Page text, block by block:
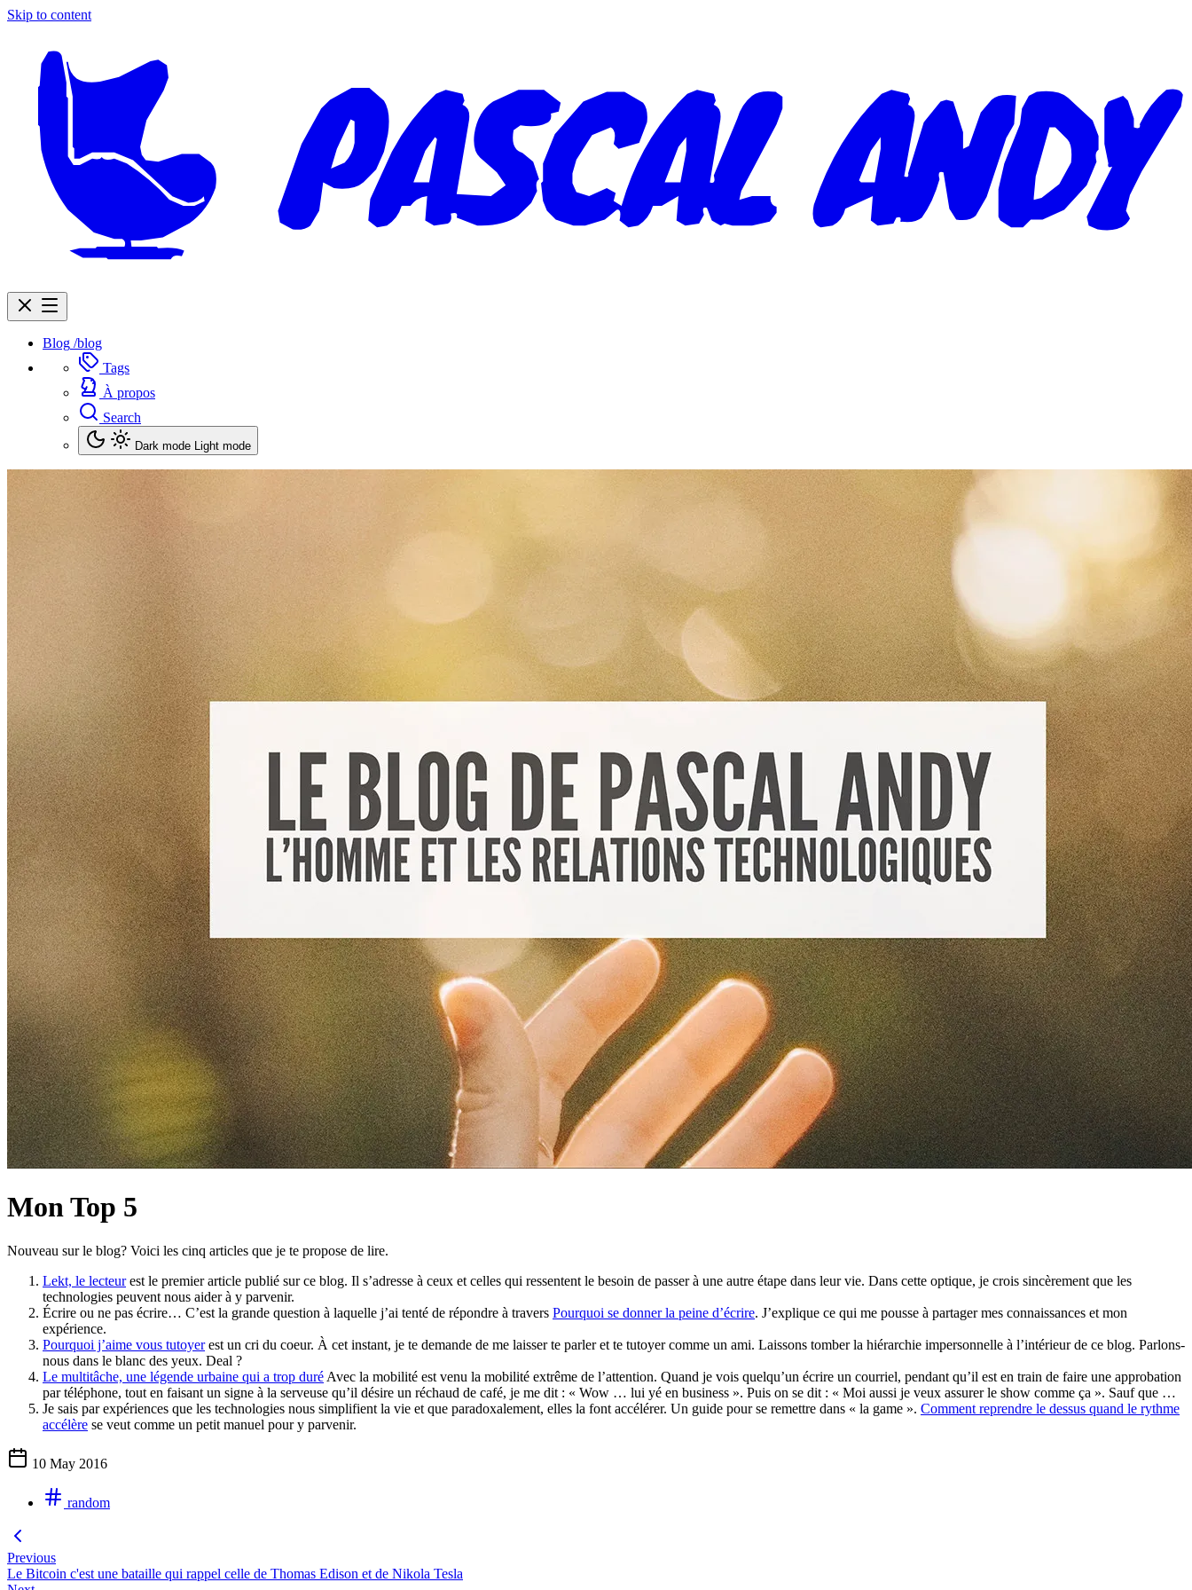
Skip to content
Blog /blog
Tags
À propos
Search
Dark mode Light mode
Mon Top 5
Nouveau sur le blog? Voici les cinq articles que je te propose de lire.
Lekt, le lecteurest le premier article publié sur ce blog. Il s’adresse à ceux et celles qui ressentent le besoin de passer à une autre étape dans leur vie. Dans cette optique, je crois sincèrement que les
technologies peuvent nous aider à y parvenir.
Écrire ou ne pas écrire… C’est la grande question à laquelle j’ai tenté de répondre à travers Pourquoi se donner la peine d’écrire. J’explique ce qui me pousse à partager mes connaissances et mon
expérience.
Pourquoi j’aime vous tutoyerest un cri du coeur. À cet instant, je te demande de me laisser te parler et te tutoyer comme un ami. Laissons tomber la hiérarchie impersonnelle à l’intérieur de ce blog. Parlons-
nous dans le blanc des yeux. Deal ?
Le multitâche, une légende urbaine qui a trop duré Avec la mobilité est venu la mobilité extrême de l’attention. Quand je vois quelqu’un écrire un courriel, pendant qu’il est en train de faire une approbation
par téléphone, tout en faisant un signe à la serveuse qu’il désire un réchaud de café, je me dit : « Wow … lui yé en business ». Puis on se dit : « Moi aussi je veux assurer le show comme ça ». Sauf que …
Je sais par expériences que les technologies nous simplifient la vie et que paradoxalement, elles la font accélérer. Un guide pour se remettre dans « la game ». Comment reprendre le dessus quand le rythme
accélère se veut comme un petit manuel pour y parvenir.
10 May 2016
random
Previous
Le Bitcoin c'est une bataille qui rappel celle de Thomas Edison et de Nikola Tesla